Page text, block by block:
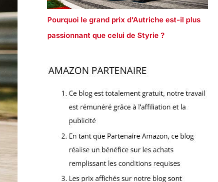
Pourquoi le grand prix d’Autriche est-il plus
passionnant que celui de Styrie ?